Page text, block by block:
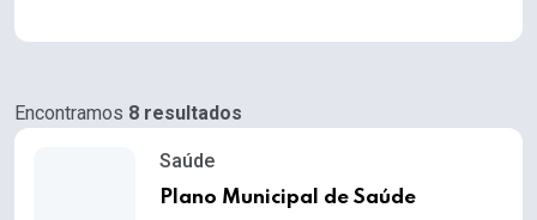
Encontramos 8 resultados
Saúde
Plano Municipal de Saúde